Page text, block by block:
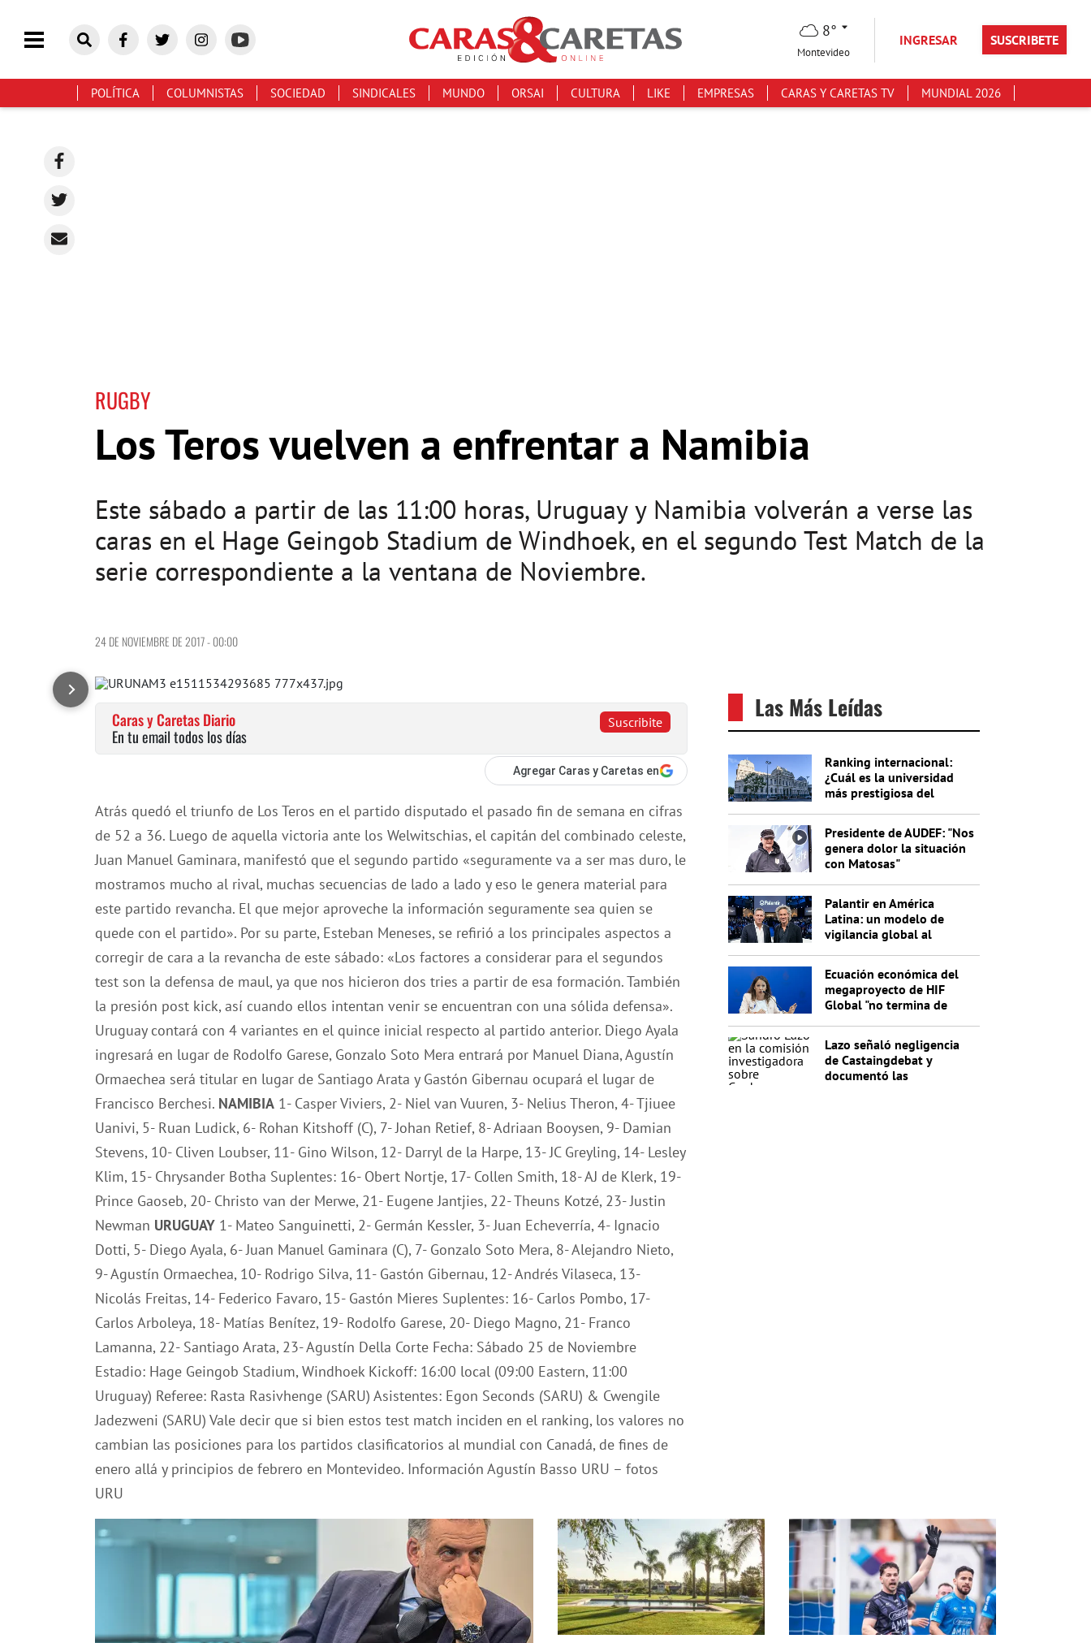
8°
Montevideo
INGRESAR SUSCRIBETE
POLÍTICA COLUMNISTAS SOCIEDAD SINDICALES MUNDO ORSAI CULTURA LIKE EMPRESAS CARAS Y CARETAS TV MUNDIAL 2026
RUGBY
Los Teros vuelven a enfrentar a Namibia
Este sábado a partir de las 11:00 horas, Uruguay y Namibia volverán a verse las
caras en el Hage Geingob Stadium de Windhoek, en el segundo Test Match de la
serie correspondiente a la ventana de Noviembre.
24 DE NOVIEMBRE DE 2017 - 00:00
Suscribite
Caras y Caretas Diario
En tu email todos los días
Agregar Caras y Caretas en
Atrás quedó el triunfo de Los Teros en el partido disputado el pasado fin de semana en cifras
de 52 a 36. Luego de aquella victoria ante los Welwitschias, el capitán del combinado celeste,
Juan Manuel Gaminara, manifestó que el segundo partido «seguramente va a ser mas duro, le
mostramos mucho al rival, muchas secuencias de lado a lado y eso le genera material para
este partido revancha. El que mejor aproveche la información seguramente sea quien se
quede con el partido». Por su parte, Esteban Meneses, se refirió a los principales aspectos a
corregir de cara a la revancha de este sábado: «Los factores a considerar para el segundos
test son la defensa de maul, ya que nos hicieron dos tries a partir de esa formación. También
la presión post kick, así cuando ellos intentan venir se encuentran con una sólida defensa».
Uruguay contará con 4 variantes en el quince inicial respecto al partido anterior. Diego Ayala
ingresará en lugar de Rodolfo Garese, Gonzalo Soto Mera entrará por Manuel Diana, Agustín
Ormaechea será titular en lugar de Santiago Arata y Gastón Gibernau ocupará el lugar de
Francisco Berchesi. NAMIBIA 1- Casper Viviers, 2- Niel van Vuuren, 3- Nelius Theron, 4- Tjiuee
Uanivi, 5- Ruan Ludick, 6- Rohan Kitshoff (C), 7- Johan Retief, 8- Adriaan Booysen, 9- Damian
Stevens, 10- Cliven Loubser, 11- Gino Wilson, 12- Darryl de la Harpe, 13- JC Greyling, 14- Lesley
Klim, 15- Chrysander Botha Suplentes: 16- Obert Nortje, 17- Collen Smith, 18- AJ de Klerk, 19-
Prince Gaoseb, 20- Christo van der Merwe, 21- Eugene Jantjies, 22- Theuns Kotzé, 23- Justin
Newman URUGUAY 1- Mateo Sanguinetti, 2- Germán Kessler, 3- Juan Echeverría, 4- Ignacio
Dotti, 5- Diego Ayala, 6- Juan Manuel Gaminara (C), 7- Gonzalo Soto Mera, 8- Alejandro Nieto,
9- Agustín Ormaechea, 10- Rodrigo Silva, 11- Gastón Gibernau, 12- Andrés Vilaseca, 13-
Nicolás Freitas, 14- Federico Favaro, 15- Gastón Mieres Suplentes: 16- Carlos Pombo, 17-
Carlos Arboleya, 18- Matías Benítez, 19- Rodolfo Garese, 20- Diego Magno, 21- Franco
Lamanna, 22- Santiago Arata, 23- Agustín Della Corte Fecha: Sábado 25 de Noviembre
Estadio: Hage Geingob Stadium, Windhoek Kickoff: 16:00 local (09:00 Eastern, 11:00
Uruguay) Referee: Rasta Rasivhenge (SARU) Asistentes: Egon Seconds (SARU) & Cwengile
Jadezweni (SARU) Vale decir que si bien estos test match inciden en el ranking, los valores no
cambian las posiciones para los partidos clasificatorios al mundial con Canadá, de fines de
enero allá y principios de febrero en Montevideo. Información Agustín Basso URU – fotos
URU
Las Más Leídas
Ranking internacional:
¿Cuál es la universidad
más prestigiosa del
Presidente de AUDEF: "Nos
genera dolor la situación
con Matosas"
Palantir en América
Latina: un modelo de
vigilancia global al
Ecuación económica del
megaproyecto de HIF
Global "no termina de
Lazo señaló negligencia
de Castaingdebat y
documentó las